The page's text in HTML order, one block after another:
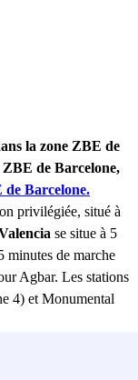
la zone ZBE de
de Barcelone,
de Barcelone.
privilégiée, situé à
se situe à 5
minutes de marche
Agbar. Les stations
4) et Monumental